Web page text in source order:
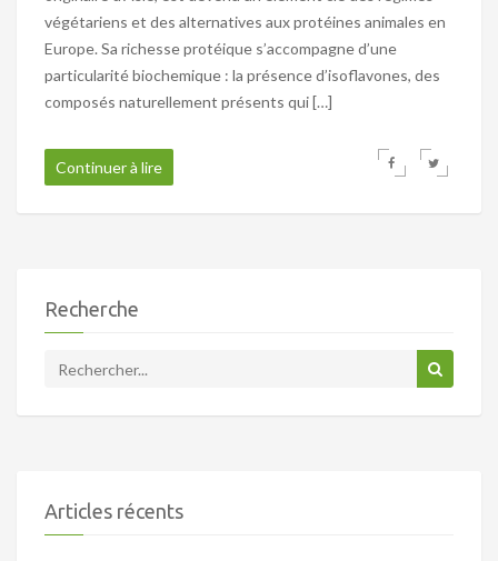
végétariens et des alternatives aux protéines animales en
Europe. Sa richesse protéique s’accompagne d’une
particularité biochemique : la présence d’isoflavones, des
composés naturellement présents qui […]
Continuer à lire
Recherche
Articles récents